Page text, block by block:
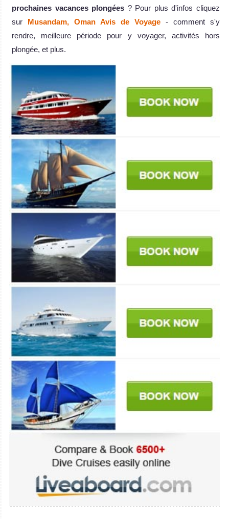
prochaines vacances plongées ? Pour plus d'infos cliquez
sur Musandam, Oman Avis de Voyage - comment s'y
rendre, meilleure période pour y voyager, activités hors
plongée, et plus.